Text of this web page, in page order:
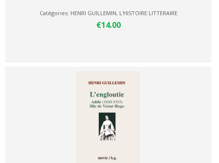
Catégories: HENRI GUILLEMIN, L'HISTOIRE LITTERAIRE
€14.00